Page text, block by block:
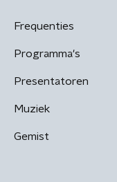
Frequenties
Programma's
Presentatoren
Muziek
Gemist